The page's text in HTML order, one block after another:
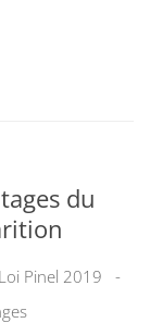
du
Pinel 2019